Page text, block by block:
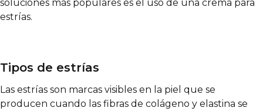
soluciones más populares es el uso de una crema para
estrías.
Tipos de estrías
Las estrías son marcas visibles en la piel que se
producen cuando las fibras de colágeno y elastina se